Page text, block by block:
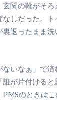
関の靴がそろ
なしだった。
裏返ったまま
いなぁ」で済
が片付けると
のときは